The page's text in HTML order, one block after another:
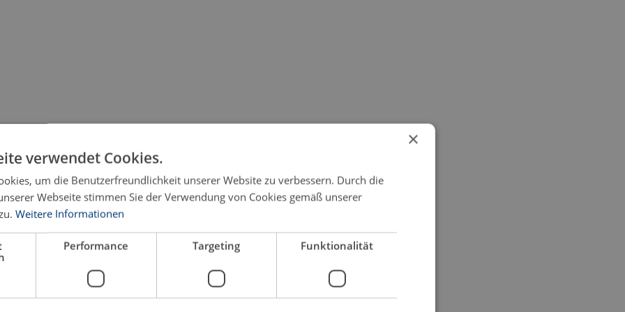
×
verwendet Cookies.
um die Benutzerfreundlichkeit unserer Website zu verbessern. Durch die
Webseite stimmen Sie der Verwendung von Cookies gemäß unserer
Weitere Informationen
Performance Targeting Funktionalität